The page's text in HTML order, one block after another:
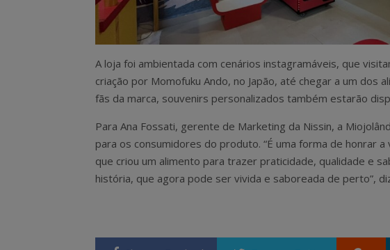
A loja foi ambientada com cenários instagramáveis, que
criação por Momofuku Ando, no Japão, até chegar a um dos
fãs da marca, souvenirs personalizados também estarão
Para Ana Fossati, gerente de Marketing da Nissin, a
para os consumidores do produto. “É uma forma de honrar
que criou um alimento para trazer praticidade, qualidade e
história, que agora pode ser vivida e saboreada de perto”,